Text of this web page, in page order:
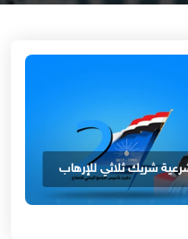
شريك ثلاثي للإرهاب